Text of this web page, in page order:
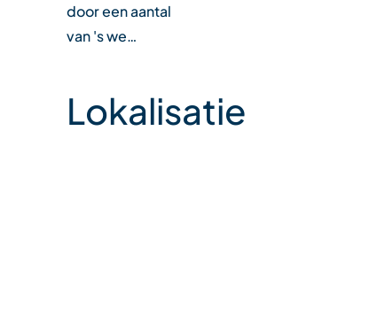
door een aantal
van 's we…
Lokalisatie